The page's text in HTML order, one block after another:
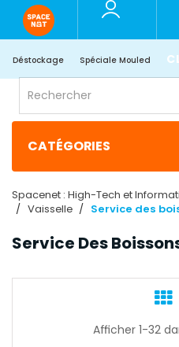
Déstockage Spéciale Mouled
CATÉGORIES
Spacenet : High-Tech et
Vaisselle
Service des
Service Des
Afficher 1-32